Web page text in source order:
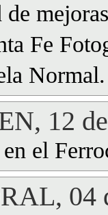
Fe
Normal.
12
en el
04